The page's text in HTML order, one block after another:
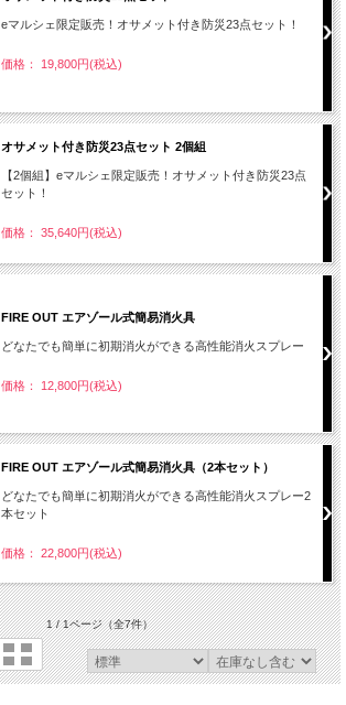
eマルシェ限定販売！オサメット付き防災23点セット！
価格： 19,800円(税込)
オサメット付き防災23点セット 2個組
【2個組】eマルシェ限定販売！オサメット付き防災23点
セット！
価格： 35,640円(税込)
FIRE OUT エアゾール式簡易消火具
どなたでも簡単に初期消火ができる高性能消火スプレー
価格： 12,800円(税込)
FIRE OUT エアゾール式簡易消火具（2本セット）
どなたでも簡単に初期消火ができる高性能消火スプレー2
本セット
価格： 22,800円(税込)
1 / 1ページ（全7件）